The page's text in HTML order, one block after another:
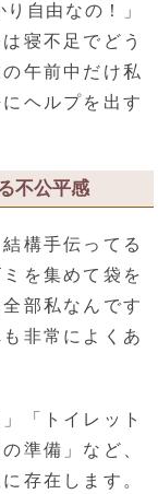
自由なの！」
寝不足でどう
午前中だけ私
ヘルプを出す
不公平感
構手伝ってる
を集めて袋を
部私なんです
非常によくあ
「トイレット
準備」など、
存在します。